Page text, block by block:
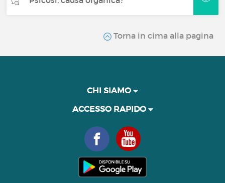
Torna in cima alla pagina
CHI SIAMO
ACCESSO RAPIDO